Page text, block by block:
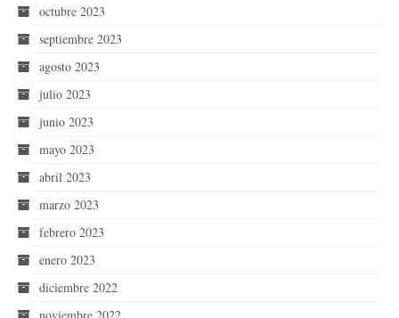
octubre 2023
septiembre 2023
agosto 2023
julio 2023
junio 2023
mayo 2023
abril 2023
marzo 2023
febrero 2023
enero 2023
diciembre 2022